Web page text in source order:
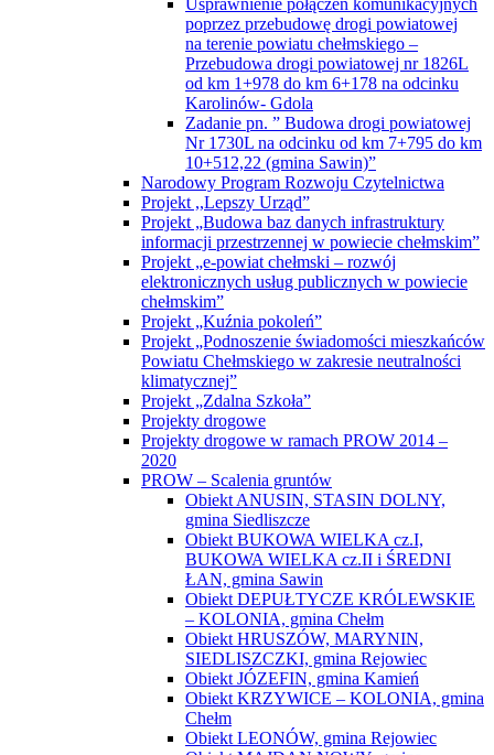
Usprawnienie połączeń komunikacyjnych
poprzez przebudowę drogi powiatowej
na terenie powiatu chełmskiego –
Przebudowa drogi powiatowej nr 1826L
od km 1+978 do km 6+178 na odcinku
Karolinów- Gdola
Zadanie pn. ” Budowa drogi powiatowej
Nr 1730L na odcinku od km 7+795 do km
10+512,22 (gmina Sawin)”
Narodowy Program Rozwoju Czytelnictwa
Projekt ,,Lepszy Urząd”
Projekt „Budowa baz danych infrastruktury
informacji przestrzennej w powiecie chełmskim”
Projekt „e-powiat chełmski – rozwój
elektronicznych usług publicznych w powiecie
chełmskim”
Projekt „Kuźnia pokoleń”
Projekt „Podnoszenie świadomości mieszkańców
Powiatu Chełmskiego w zakresie neutralności
klimatycznej”
Projekt „Zdalna Szkoła”
Projekty drogowe
Projekty drogowe w ramach PROW 2014 –
2020
PROW – Scalenia gruntów
Obiekt ANUSIN, STASIN DOLNY,
gmina Siedliszcze
Obiekt BUKOWA WIELKA cz.I,
BUKOWA WIELKA cz.II i ŚREDNI
ŁAN, gmina Sawin
Obiekt DEPUŁTYCZE KRÓLEWSKIE
– KOLONIA, gmina Chełm
Obiekt HRUSZÓW, MARYNIN,
SIEDLISZCZKI, gmina Rejowiec
Obiekt JÓZEFIN, gmina Kamień
Obiekt KRZYWICE – KOLONIA, gmina
Chełm
Obiekt LEONÓW, gmina Rejowiec